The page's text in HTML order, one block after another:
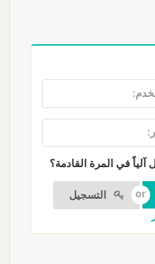
في المرة القادمة؟
التسجيل